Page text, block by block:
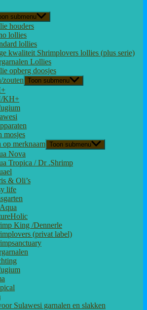
submenu
houders
lollies
lollies
kwaliteit Shrimplovers lollies (plus serie)
Lollies
opberg doosjes
zouten
Toon submenu
KH+
mosjes
op merknaam Toon submenu
Nova
Tropica / Dr .Shrimp
& Oli’s
life
King /Dennerle
(privat label)
Sulawesi garnalen en slakken